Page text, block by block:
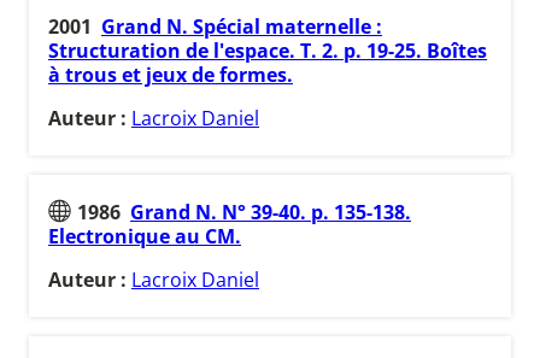
2001 Grand N. Spécial maternelle :
Structuration de l'espace. T. 2. p. 19-25. Boîtes
à trous et jeux de formes.
Auteur : Lacroix Daniel
1986 Grand N. N° 39-40. p. 135-138.
Electronique au CM.
Auteur : Lacroix Daniel